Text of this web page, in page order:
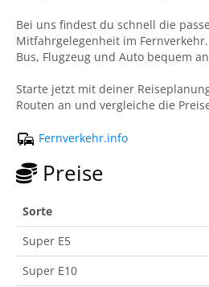
Bei uns findest du schnell die
Mitfahrgelegenheit im
Bus, Flugzeug und Auto bequem
Starte jetzt mit deiner
Routen an und vergleiche die
Fernverkehr.info
Preise
Sorte
Super E5
Super E10